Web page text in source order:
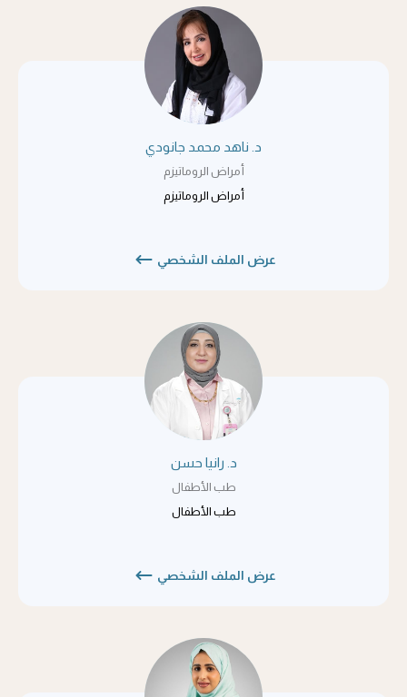
د. ناهد محمد جانودي
أمراض الروماتيزم
أمراض الروماتيزم
عرض الملف الشخصي
د. رانيا حسن
طب الأطفال
طب الأطفال
عرض الملف الشخصي